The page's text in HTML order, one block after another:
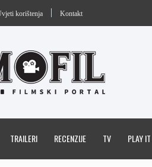
korištenja Kontakt
TRAILERI RECENZIJE TV PLAY